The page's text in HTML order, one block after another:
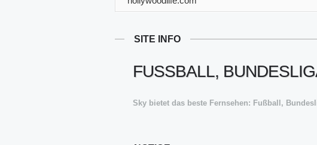
SITE INFO
FUSSBALL,
Sky bietet das beste Fernsehen: Fußball,